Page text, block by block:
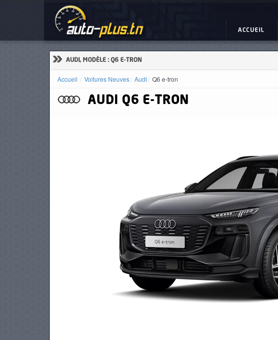
ACCUEIL
» AUDI, MODÈLE : Q6 E-TRON
Accueil Voitures Neuves Audi Q6 e-tron
AUDI Q6 E-TRON
ACTUALITÉS
VOITURES